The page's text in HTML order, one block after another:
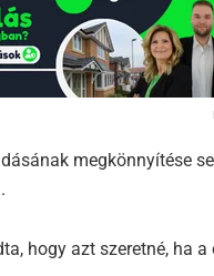
megkönnyítése
hogy azt szeretné, ha